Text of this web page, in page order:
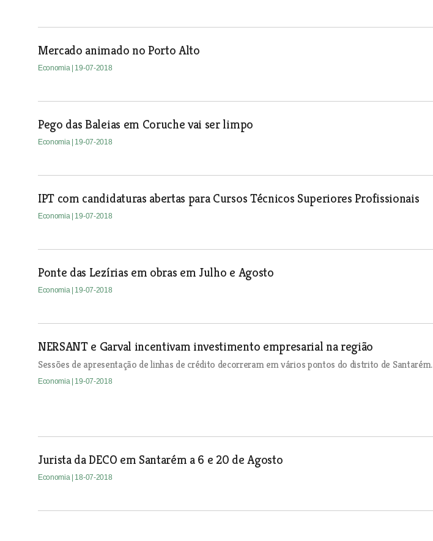
Mercado animado no Porto Alto
Economia | 19-07-2018
Pego das Baleias em Coruche vai ser limpo
Economia | 19-07-2018
IPT com candidaturas abertas para Cursos Técnicos Superiores Profissionais
Economia | 19-07-2018
Ponte das Lezírias em obras em Julho e Agosto
Economia | 19-07-2018
NERSANT e Garval incentivam investimento empresarial na região
Sessões de apresentação de linhas de crédito decorreram em vários pontos do distrito de Santarém.
Economia | 19-07-2018
Jurista da DECO em Santarém a 6 e 20 de Agosto
Economia | 18-07-2018